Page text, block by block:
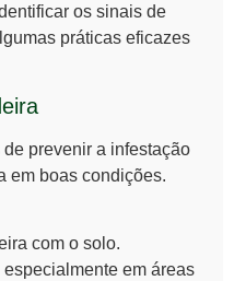
os sinais de
práticas eficazes
prevenir a infestação
em boas condições.
com o solo.
em áreas